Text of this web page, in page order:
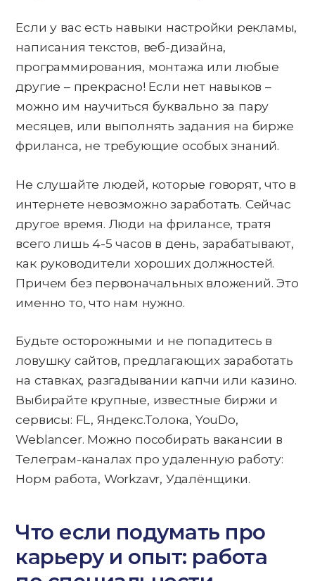
Если у вас есть навыки настройки рекламы,
написания текстов, веб-дизайна,
программирования, монтажа или любые
другие – прекрасно! Если нет навыков –
можно им научиться буквально за пару
месяцев, или выполнять задания на бирже
фриланса, не требующие особых знаний.
Не слушайте людей, которые говорят, что в
интернете невозможно заработать. Сейчас
другое время. Люди на фрилансе, тратя
всего лишь 4-5 часов в день, зарабатывают,
как руководители хороших должностей.
Причем без первоначальных вложений. Это
именно то, что нам нужно.
Будьте осторожными и не попадитесь в
ловушку сайтов, предлагающих заработать
на ставках, разгадывании капчи или казино.
Выбирайте крупные, известные биржи и
сервисы: FL, Яндекс.Толока, YouDo,
Weblancer. Можно пособирать вакансии в
Телеграм-каналах про удаленную работу:
Норм работа, Workzavr, Удалёнщики.
Что если подумать про
карьеру и опыт: работа